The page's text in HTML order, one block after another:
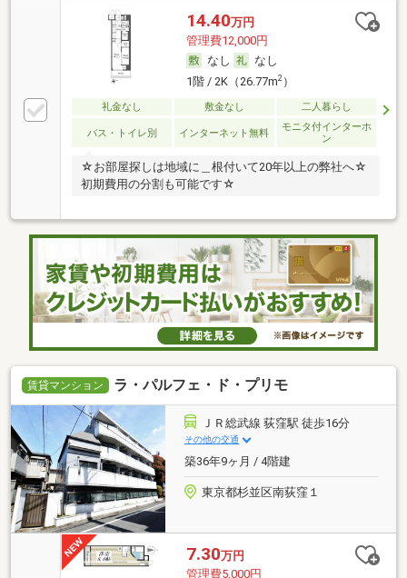
14.40万円
管理費12,000円
なし
なし
1階 / 2K（26.77m2）
礼金なし 敷金なし 二人暮らし
バス・トイレ別 インターネット無料
モニタ付インターホ
ン
☆お部屋探しは地域に＿根付いて20年以上の弊社へ☆
初期費用の分割も可能です☆
賃貸マンション ラ・パルフェ・ド・プリモ
ＪＲ総武線 荻窪駅 徒歩16分
その他の交通
築36年9ヶ月 / 4階建
東京都杉並区南荻窪１
7.30万円
管理費5,000円